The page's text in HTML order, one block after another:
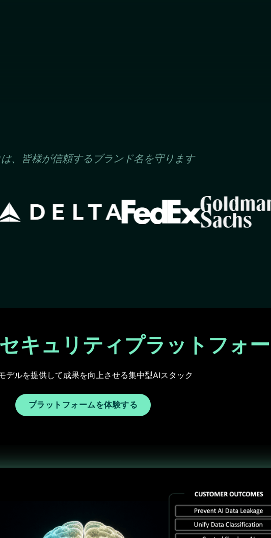
、皆様が信頼するブランド名を守ります
Image Image Image
キュリティプラットフォ
デルを提供して成果を向上させる集中型AIスタック
プラットフォームを体験する